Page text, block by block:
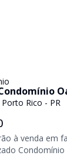
Rico - PR
à venda em
Condomínio